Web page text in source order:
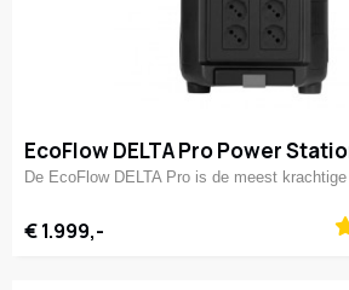
EcoFlow DELTA Pro Power
De EcoFlow DELTA Pro is de meest
€ 1.999,-